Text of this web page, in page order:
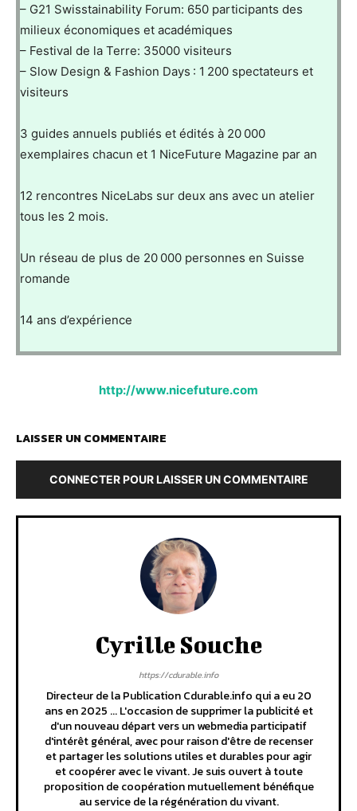
– G21 Swisstainability Forum: 650 participants des
milieux économiques et académiques
– Festival de la Terre: 35000 visiteurs
– Slow Design & Fashion Days : 1 200 spectateurs et
visiteurs
3 guides annuels publiés et édités à 20 000
exemplaires chacun et 1 NiceFuture Magazine par an
12 rencontres NiceLabs sur deux ans avec un atelier
tous les 2 mois.
Un réseau de plus de 20 000 personnes en Suisse
romande
14 ans d’expérience
http://www.nicefuture.com
LAISSER UN COMMENTAIRE
CONNECTER POUR LAISSER UN COMMENTAIRE
Cyrille Souche
https://cdurable.info
Directeur de la Publication Cdurable.info qui a eu 20
ans en 2025 ... L'occasion de supprimer la publicité et
d'un nouveau départ vers un webmedia participatif
d'intérêt général, avec pour raison d'être de recenser
et partager les solutions utiles et durables pour agir
et coopérer avec le vivant. Je suis ouvert à toute
proposition de coopération mutuellement bénéfique
au service de la régénération du vivant.